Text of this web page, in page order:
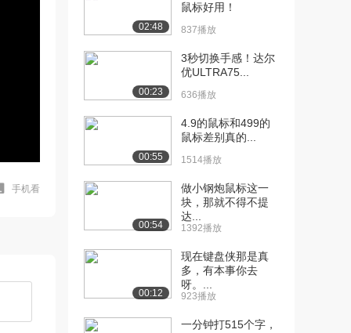
手机看
02:48
鼠标好用！
837播放
00:23
3秒切换手感！达尔
优ULTRA75...
636播放
00:55
4.9的鼠标和499的
鼠标差别真的...
1514播放
00:54
做小钢炮鼠标这一
块，那就不得不提
达...
1392播放
00:12
现在键盘侠那是真
多，有本事你去
呀。...
923播放
一分钟打515个字，